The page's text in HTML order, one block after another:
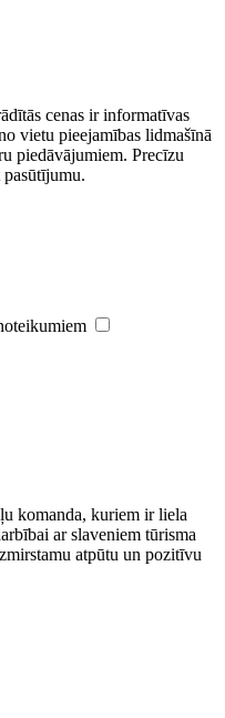
cenas ir ​informatīvas
​vietu pieejamības lidmašīnā
piedāvājumiem. Precīzu
komanda, kuriem ir liela
ar slaveniem tūrisma
atpūtu un pozitīvu